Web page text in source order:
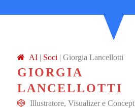
AI | Soci | Giorgia Lancellotti
GIORGIA
LANCELLOTTI
Illustratore, Visualizer e Concept